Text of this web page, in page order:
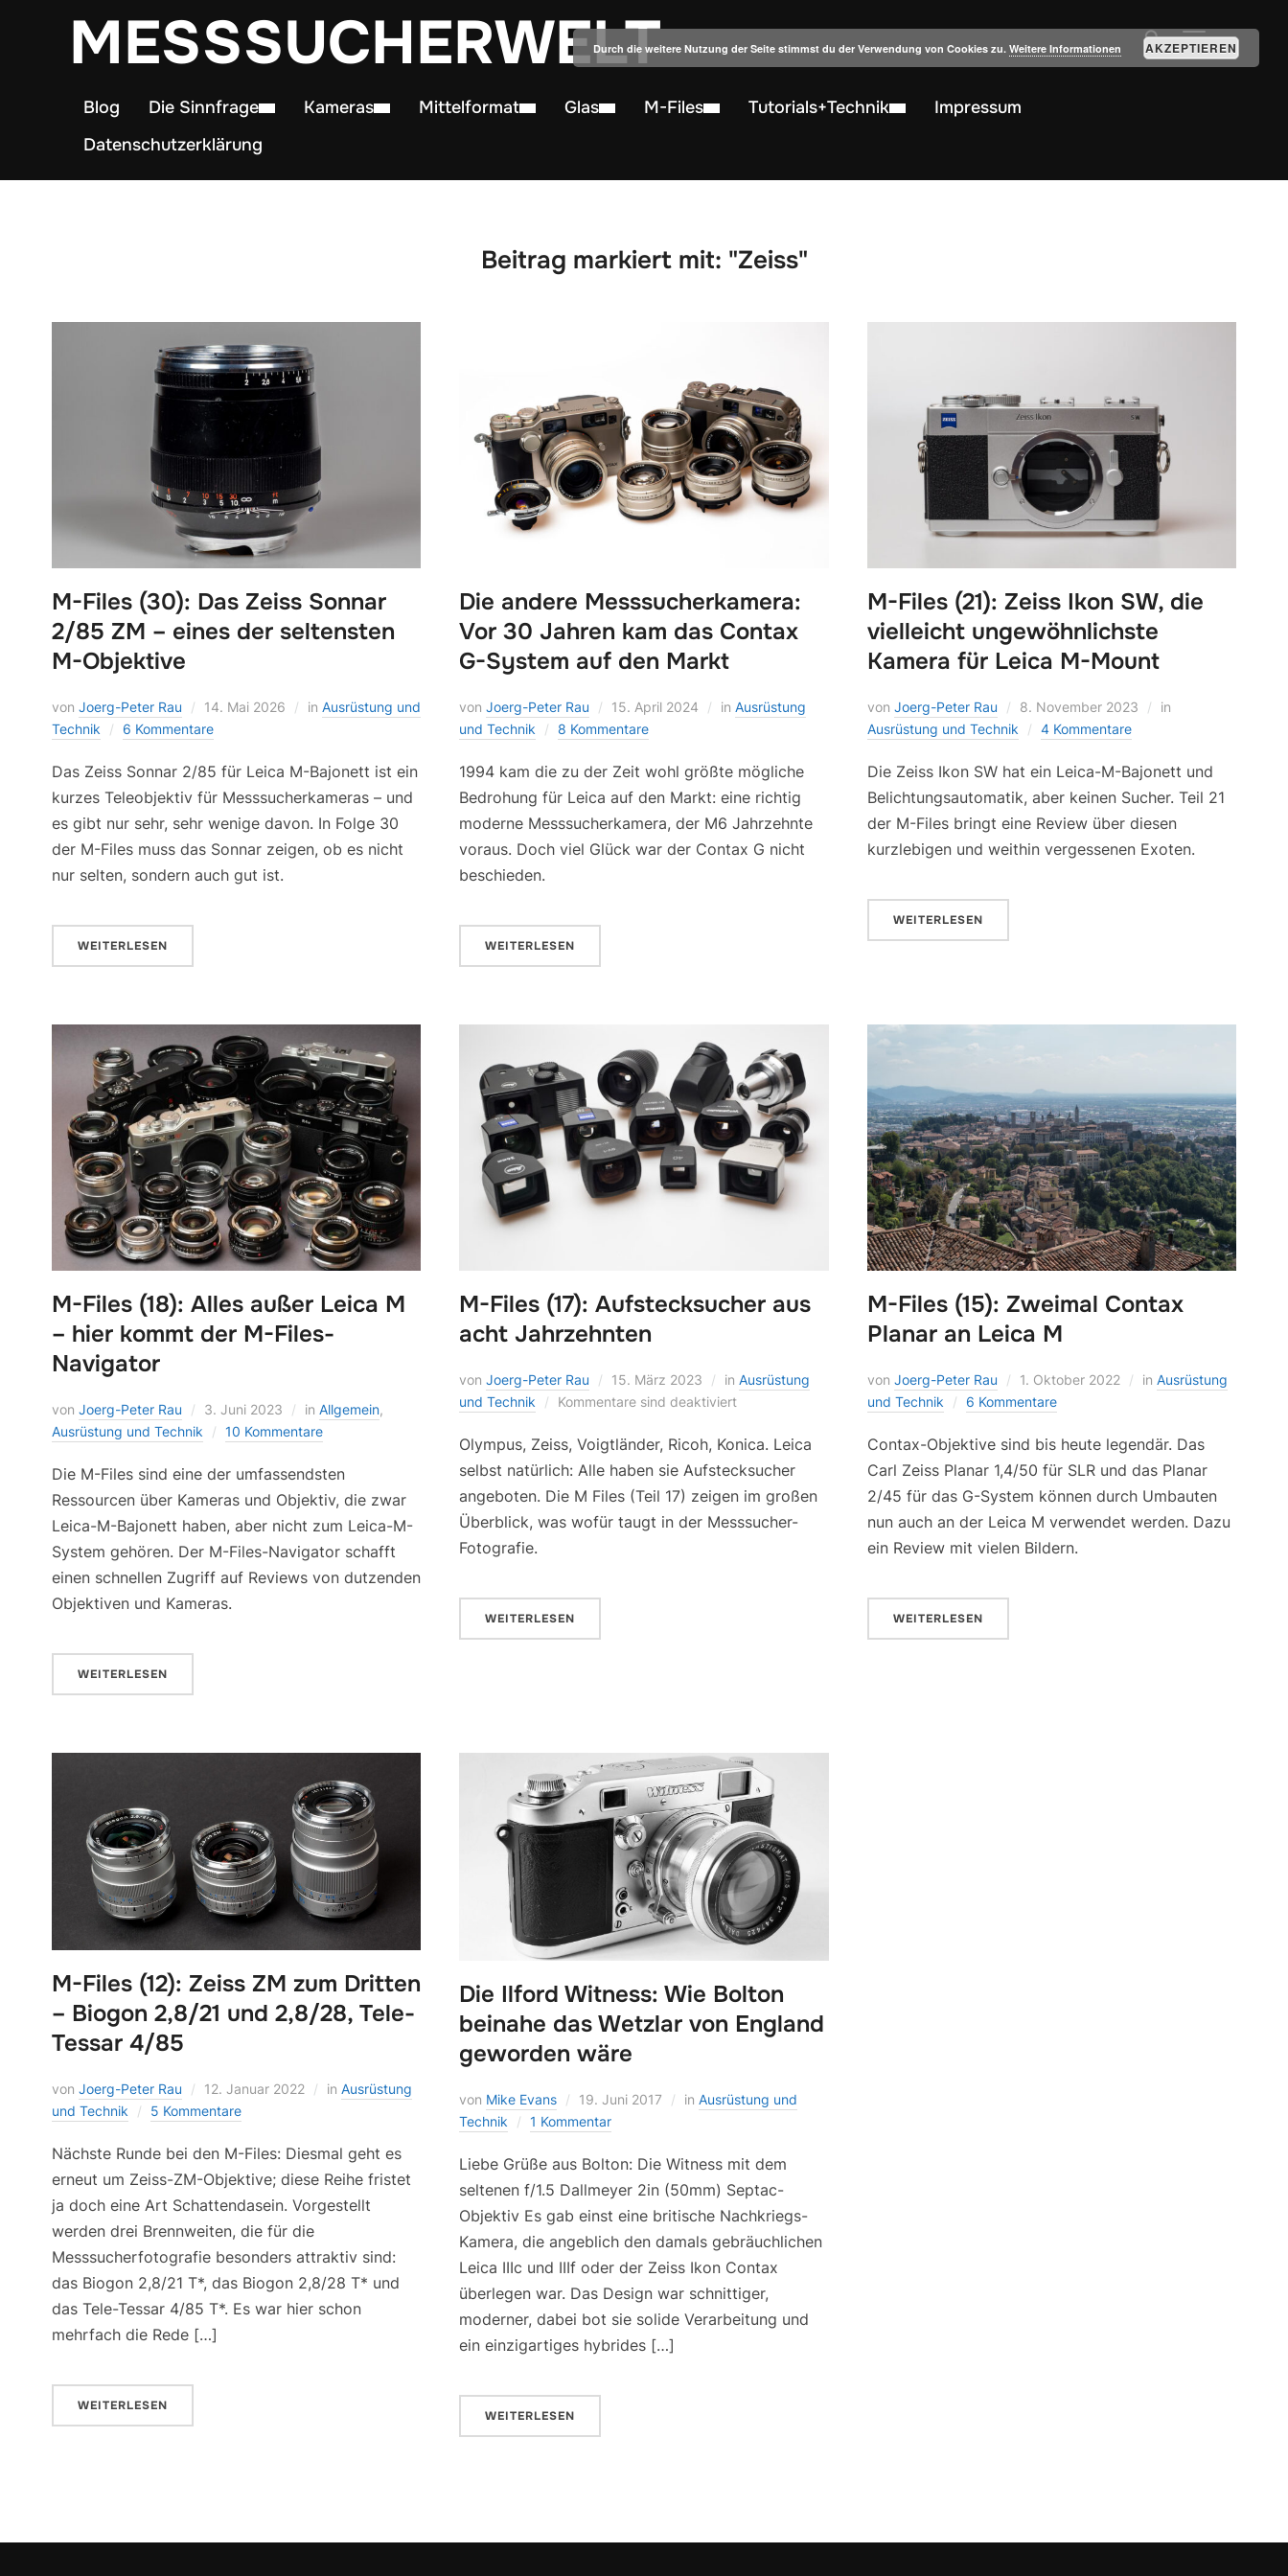
MESSSUCHERWELT
Blog Die Sinnfrage Kameras Mittelformat Glas M-Files Tutorials+Technik
Impressum
Datenschutzerklärung
Beitrag markiert mit: "Zeiss"
M-Files (30): Das Zeiss Sonnar
2/85 ZM – eines der seltensten
M-Objektive
von Joerg-Peter Rau 14. Mai 2026 in Ausrüstung und
Technik
6 Kommentare
Das Zeiss Sonnar 2/85 für Leica M-Bajonett ist ein
kurzes Teleobjektiv für Messsucherkameras – und
es gibt nur sehr, sehr wenige davon. In Folge 30
der M-Files muss das Sonnar zeigen, ob es nicht
nur selten, sondern auch gut ist.
WEITERLESEN
Die andere Messsucherkamera:
Vor 30 Jahren kam das Contax
G-System auf den Markt
vonJoerg-Peter Rau 15. April 2024 in Ausrüstung
und Technik
8 Kommentare
1994 kam die zu der Zeit wohl größte mögliche
Bedrohung für Leica auf den Markt: eine richtig
moderne Messsucherkamera, der M6 Jahrzehnte
voraus. Doch viel Glück war der Contax G nicht
beschieden.
WEITERLESEN
M-Files (21): Zeiss Ikon SW, die
vielleicht ungewöhnlichste
Kamera für Leica M-Mount
von Joerg-Peter Rau 8. November 2023
in
Ausrüstung und Technik
4 Kommentare
Die Zeiss Ikon SW hat ein Leica-M-Bajonett und
Belichtungsautomatik, aber keinen Sucher. Teil 21
der M-Files bringt eine Review über diesen
kurzlebigen und weithin vergessenen Exoten.
WEITERLESEN
M-Files (18): Alles außer Leica M
– hier kommt der M-Files-
Navigator
von Joerg-Peter Rau 3. Juni 2023 in Allgemein,
Ausrüstung und Technik
10 Kommentare
Die M-Files sind eine der umfassendsten
Ressourcen über Kameras und Objektiv, die zwar
Leica-M-Bajonett haben, aber nicht zum Leica-M-
System gehören. Der M-Files-Navigator schafft
einen schnellen Zugriff auf Reviews von dutzenden
Objektiven und Kameras.
WEITERLESEN
M-Files (17): Aufstecksucher aus
acht Jahrzehnten
vonJoerg-Peter Rau 15. März 2023 in Ausrüstung
und Technik
Kommentare sind deaktiviert
Olympus, Zeiss, Voigtländer, Ricoh, Konica. Leica
selbst natürlich: Alle haben sie Aufstecksucher
angeboten. Die M Files (Teil 17) zeigen im großen
Überblick, was wofür taugt in der Messsucher-
Fotografie.
WEITERLESEN
M-Files (15): Zweimal Contax
Planar an Leica M
von Joerg-Peter Rau 1. Oktober 2022 in Ausrüstung
und Technik
6 Kommentare
Contax-Objektive sind bis heute legendär. Das
Carl Zeiss Planar 1,4/50 für SLR und das Planar
2/45 für das G-System können durch Umbauten
nun auch an der Leica M verwendet werden. Dazu
ein Review mit vielen Bildern.
WEITERLESEN
M-Files (12): Zeiss ZM zum Dritten
– Biogon 2,8/21 und 2,8/28, Tele-
Tessar 4/85
von Joerg-Peter Rau 12. Januar 2022 in Ausrüstung
und Technik
5 Kommentare
Nächste Runde bei den M-Files: Diesmal geht es
erneut um Zeiss-ZM-Objektive; diese Reihe fristet
ja doch eine Art Schattendasein. Vorgestellt
werden drei Brennweiten, die für die
Messsucherfotografie besonders attraktiv sind:
das Biogon 2,8/21 T*, das Biogon 2,8/28 T* und
das Tele-Tessar 4/85 T*. Es war hier schon
mehrfach die Rede […]
WEITERLESEN
Die Ilford Witness: Wie Bolton
beinahe das Wetzlar von England
geworden wäre
von Mike Evans 19. Juni 2017 in Ausrüstung und
Technik
1 Kommentar
Liebe Grüße aus Bolton: Die Witness mit dem
seltenen f/1.5 Dallmeyer 2in (50mm) Septac-
Objektiv Es gab einst eine britische Nachkriegs-
Kamera, die angeblich den damals gebräuchlichen
Leica IIIc und IIIf oder der Zeiss Ikon Contax
überlegen war. Das Design war schnittiger,
moderner, dabei bot sie solide Verarbeitung und
ein einzigartiges hybrides […]
WEITERLESEN
Durch die weitere Nutzung der Seite stimmst du der Verwendung von Cookies zu. Weitere Informationen AKZEPTIEREN